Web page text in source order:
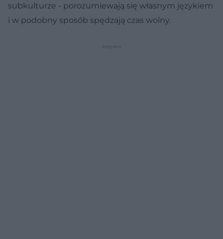
subkulturze - porozumiewają się własnym językiem
i w podobny sposób spędzają czas wolny.